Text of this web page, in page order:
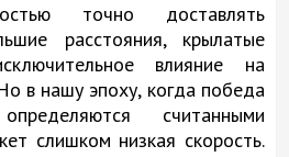
точно доставлять
расстояния, крылатые
влияние на
в нашу эпоху, когда победа
считанными
слишком низкая скорость.